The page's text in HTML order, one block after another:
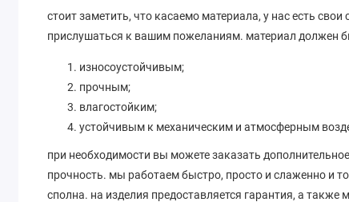
стоит заметить, что касаемо материала, у нас есть
прислушаться к вашим пожеланиям. материал должен
износоустойчивым;
прочным;
влагостойким;
устойчивым к механическим и атмосферным
при необходимости вы можете заказать
прочность. мы работаем быстро, просто и слаженно и
сполна. на изделия предоставляется гарантия, а